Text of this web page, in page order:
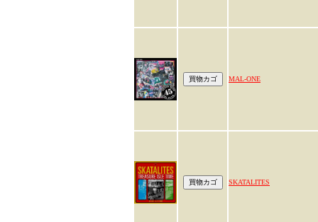
MAL-ONE
SKATALITES